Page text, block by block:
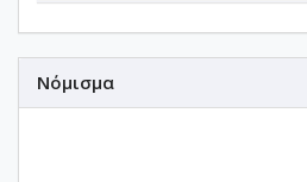
Νόμισμα